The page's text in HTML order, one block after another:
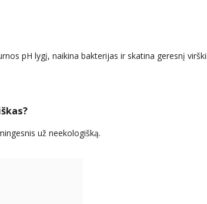
pH lygį, naikina bakterijas ir skatina geresnį
už neekologišką.